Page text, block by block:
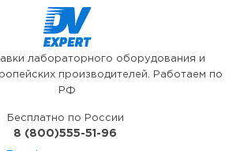
лабораторного оборудования и
производителей. Работаем по
РФ
Бесплатно по России
8 (800)555-51-96